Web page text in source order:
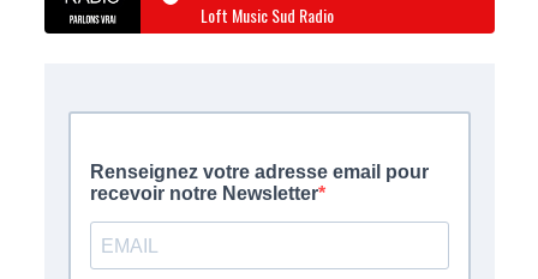
Loft Music Sud Radio